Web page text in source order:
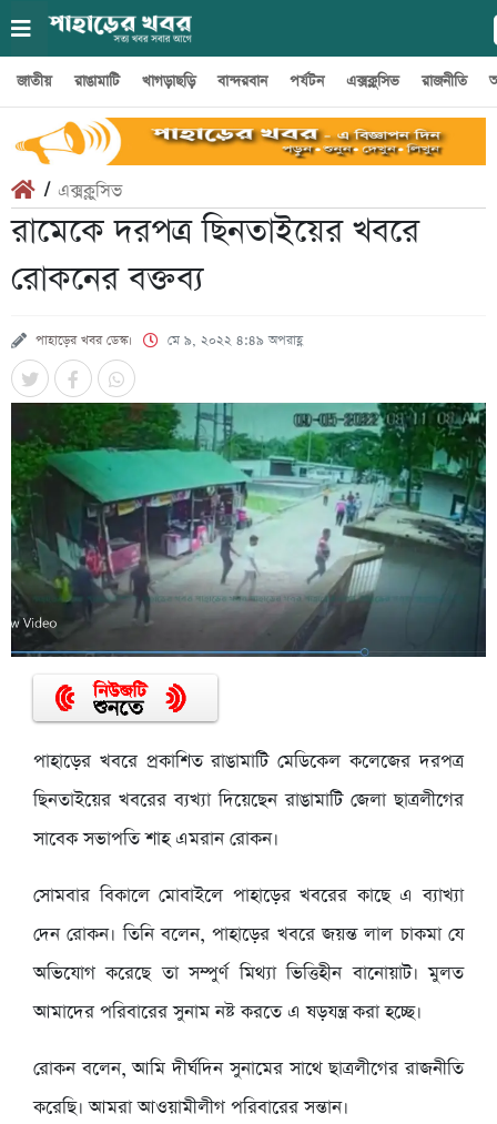
জাতীয় রাঙামাটি খাগড়াছড়ি বান্দরবান পর্যটন এক্সক্লুসিভ রাজনীতি
/ এক্সক্লুসিভ
রামেকে দরপত্র ছিনতাইয়ের খবরে
রোকনের বক্তব্য
পাহাড়ের খবর ডেস্ক। মে ৯, ২০২২ ৪:৪৯ অপরাহ্ণ
পাহাড়ের খবরে প্রকাশিত রাঙামাটি মেডিকেল কলেজের দরপত্র
ছিনতাইয়ের খবরের ব্যখ্যা দিয়েছেন রাঙামাটি জেলা ছাত্রলীগের
সাবেক সভাপতি শাহ এমরান রোকন।
সোমবার বিকালে মোবাইলে পাহাড়ের খবরের কাছে এ ব্যাখ্যা
দেন রোকন। তিনি বলেন, পাহাড়ের খবরে জয়ন্ত লাল চাকমা যে
অভিযোগ করেছে তা সম্পুর্ণ মিথ্যা ভিত্তিহীন বানোয়াট। মুলত
আমাদের পরিবারের সুনাম নষ্ট করতে এ ষড়যন্ত্র করা হচ্ছে।
রোকন বলেন, আমি দীর্ঘদিন সুনামের সাথে ছাত্রলীগের রাজনীতি
করেছি। আমরা আওয়ামীলীগ পরিবারের সন্তান।